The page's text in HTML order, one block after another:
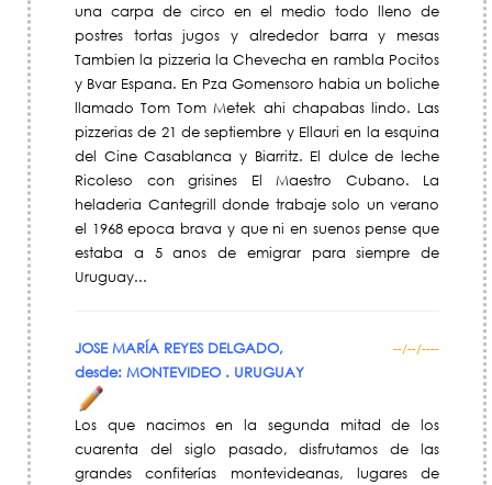
una carpa de circo en el medio todo lleno de
postres tortas jugos y alrededor barra y mesas
Tambien la pizzeria la Chevecha en rambla Pocitos
y Bvar Espana. En Pza Gomensoro habia un boliche
llamado Tom Tom Metek ahi chapabas lindo. Las
pizzerias de 21 de septiembre y Ellauri en la esquina
del Cine Casablanca y Biarritz. El dulce de leche
Ricoleso con grisines El Maestro Cubano. La
heladeria Cantegrill donde trabaje solo un verano
el 1968 epoca brava y que ni en suenos pense que
estaba a 5 anos de emigrar para siempre de
Uruguay...
JOSE MARÍA REYES DELGADO,
desde: MONTEVIDEO . URUGUAY
--/--/----
Los que nacimos en la segunda mitad de los
cuarenta del siglo pasado, disfrutamos de las
grandes confiterías montevideanas, lugares de